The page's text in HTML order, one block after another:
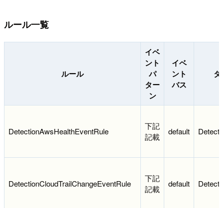
ルール一覧
ルール
イベ
ント
パ
ター
ン
イベ
ント
バス
DetectionAwsHealthEventRule
下記
記載
default
DetectionCloudTrailChangeEventRule
下記
記載
default